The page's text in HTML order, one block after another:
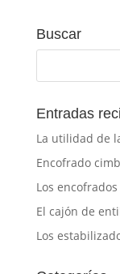
Buscar
Entradas
La utilidad de
Encofrado
Los
El cajón de
Los